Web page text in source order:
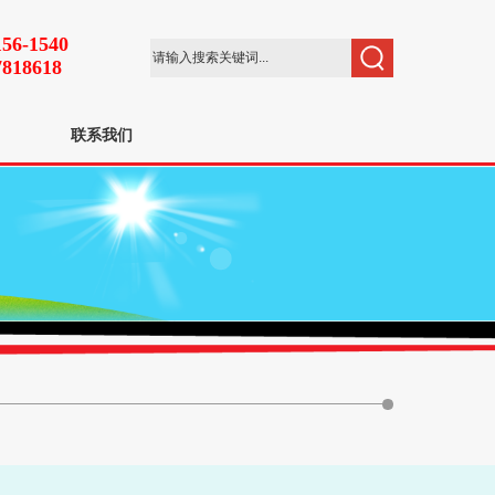
1540
联系我们